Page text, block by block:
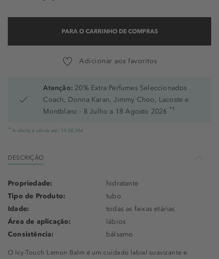
PARA O CARRINHO DE COMPRAS
Adicionar aos favoritos
Atenção: 20% Extra Perfumes Seleccionados
Coach, Donna Karan, Jimmy Choo, Lacoste e
Montblanc - 8 Julho a 18 Agosto 2026 *1
*1 A oferta é válida até: 19.08.AM
DESCRIÇÃO
O Icy-Touch Lemon Balm é um cuidado labial suavizante e
Propriedade:
hidratante
Tipo de Produto:
tubo
Idade:
todas as faixas etárias
Área de aplicação:
lábios
Consistência:
bálsamo